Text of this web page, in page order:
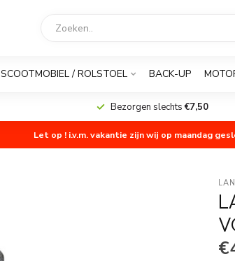
SCOOTMOBIEL / ROLSTOEL BACK-UP
Bezorgen slechts€7,50
Let op ! i.v.m. vakantie zijn wij op maandag